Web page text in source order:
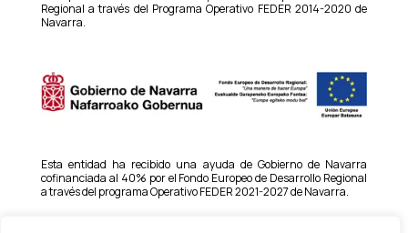
Regional a través del Programa Operativo FEDER 2014-2020 de
Navarra.
Esta entidad ha recibido una ayuda de Gobierno de Navarra
cofinanciada al 40% por el Fondo Europeo de Desarrollo Regional
a través del programa Operativo FEDER 2021-2027 de Navarra.